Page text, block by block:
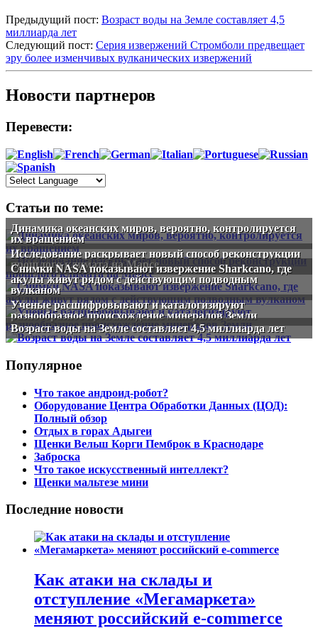
Предыдущий пост: Возраст воды на Земле составляет 4,5
миллиарда лет
Следующий пост: Серия извержений Стромболи предвещает
эру более изменчивых вулканических извержений
Новости партнеров
Перевести:
Статьи по теме:
Динамика океанских миров, вероятно, контролируется
их вращением
Исследование раскрывает новый способ реконструкции
прошлого климата на Марсе
Снимки NASA показывают извержение Sharkcano, где
акулы живут рядом с действующим подводным
вулканом
Ученые расшифровывают и каталогизируют
разнообразное происхождение минералов Земли
Возраст воды на Земле составляет 4,5 миллиарда лет
Популярное
Что такое андроид-робот?
Оборудование Центра Обработки Данных (ЦОД):
Полный обзор
Отдых в горах Адыгеи
Щенки Вельш Корги Пемброк в Краснодаре
Заброска
Что такое искусственный интеллект?
Щенки мальтезе мини
Последние новости
Как атаки на склады и
отступление «Мегамаркета»
меняют российский e-commerce